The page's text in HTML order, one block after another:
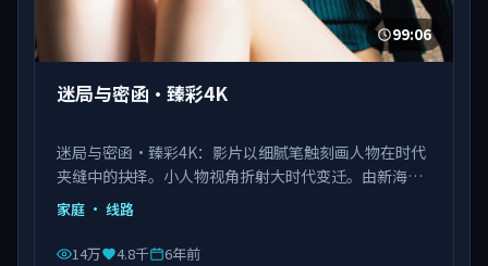
99:06
迷局与密函·臻彩4K
迷局与密函·臻彩4K：影片以细腻笔触刻画人物在时代
夹缝中的抉择。小人物视角折射大时代变迁。由新海诚
执导，刘德华、王景春、王凯等主演，泰国出品，类型
为家庭。
家庭 · 线路
14万 4.8千 6年前